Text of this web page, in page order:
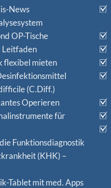
News
OP-Tische
Leitfaden
flexibel mieten
(C.Diff.)
Operieren
für
Funktionsdiagnostik
(KHK) –
Tablet mit med. Apps